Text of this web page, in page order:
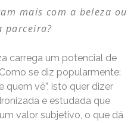
mais com a beleza ou
parceira?
carrega um potencial de
se diz popularmente:
quem vê”, isto quer dizer
e estudada que
valor subjetivo, o que dá